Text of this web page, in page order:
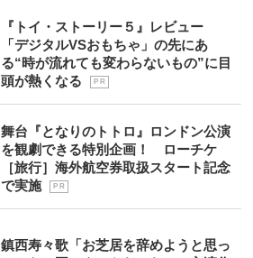
『トイ・ストーリー５』レビュー
「デジタルVSおもちゃ」の先にあ
る“時が流れても変わらないもの”に目
頭が熱くなる
P R
舞台『となりのトトロ』ロンドン公演
を観劇できる特別企画！ ローチケ
［旅行］海外航空券取扱スタート記念
で実施
P R
鎮西寿々歌「お芝居を辞めようと思っ